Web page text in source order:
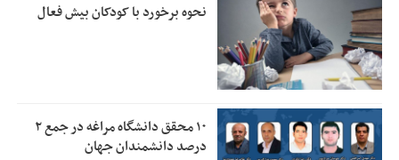
نحوه برخورد با کودکان بیش فعال
۱۰ محقق دانشگاه مراغه در جمع ۲
درصد دانشمندان جهان